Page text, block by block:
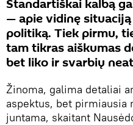
Standartiškai kalbą
— apie vidinę
politiką. Tiek pirmu,
tam tikras aiškumas
bet liko ir svarbių
Žinoma, galima detaliai
aspektus, bet pirmiausia
juntama, skaitant